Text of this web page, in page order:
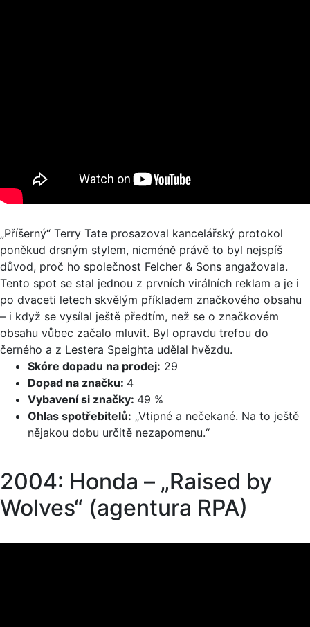
„Příšerný“ Terry Tate prosazoval kancelářský protokol
poněkud drsným stylem, nicméně právě to byl nejspíš
důvod, proč ho společnost Felcher & Sons angažovala.
Tento spot se stal jednou z prvních virálních reklam a je i
po dvaceti letech skvělým příkladem značkového obsahu
– i když se vysílal ještě předtím, než se o značkovém
obsahu vůbec začalo mluvit. Byl opravdu trefou do
černého a z Lestera Speighta udělal hvězdu.
Skóre dopadu na prodej: 29
Dopad na značku: 4
Vybavení si značky: 49 %
Ohlas spotřebitelů: „Vtipné a nečekané. Na to ještě
nějakou dobu určitě nezapomenu.“
2004: Honda – „Raised by
Wolves“ (agentura RPA)